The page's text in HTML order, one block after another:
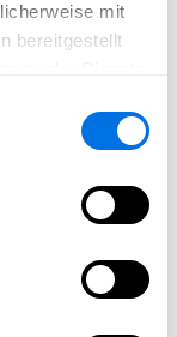
mit
bereitgestellt
als nur eine
Druck mit